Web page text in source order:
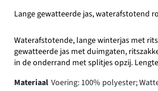
Lange gewatteerde jas, waterafstotend
Waterafstotende, lange winterjas met
gewatteerde jas met duimgaten,
in de onderrand met splitjes opzij.
Materiaal Voering: 100% polyester;